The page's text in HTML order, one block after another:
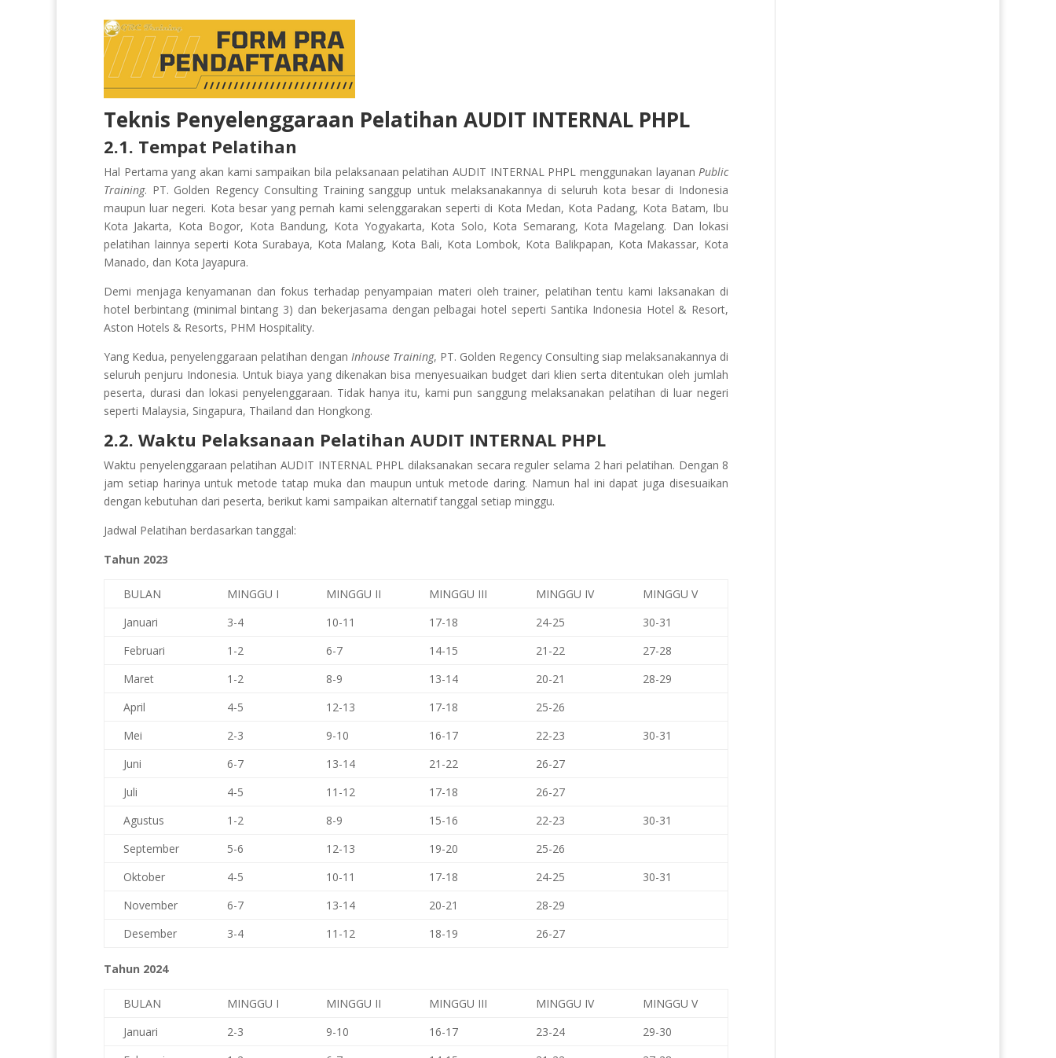
Teknis Penyelenggaraan Pelatihan AUDIT INTERNAL PHPL
2.1. Tempat Pelatihan
Hal Pertama yang akan kami sampaikan bila pelaksanaan pelatihan AUDIT INTERNAL PHPL menggunakan layanan Public
Training. PT. Golden Regency Consulting Training sanggup untuk melaksanakannya di seluruh kota besar di Indonesia
maupun luar negeri. Kota besar yang pernah kami selenggarakan seperti di Kota Medan, Kota Padang, Kota Batam, Ibu
Kota Jakarta, Kota Bogor, Kota Bandung, Kota Yogyakarta, Kota Solo, Kota Semarang, Kota Magelang. Dan lokasi
pelatihan lainnya seperti Kota Surabaya, Kota Malang, Kota Bali, Kota Lombok, Kota Balikpapan, Kota Makassar, Kota
Manado, dan Kota Jayapura.
Demi menjaga kenyamanan dan fokus terhadap penyampaian materi oleh trainer, pelatihan tentu kami laksanakan di
hotel berbintang (minimal bintang 3) dan bekerjasama dengan pelbagai hotel seperti Santika Indonesia Hotel & Resort,
Aston Hotels & Resorts, PHM Hospitality.
Yang Kedua, penyelenggaraan pelatihan dengan Inhouse Training, PT. Golden Regency Consulting siap melaksanakannya di
seluruh penjuru Indonesia. Untuk biaya yang dikenakan bisa menyesuaikan budget dari klien serta ditentukan oleh jumlah
peserta, durasi dan lokasi penyelenggaraan. Tidak hanya itu, kami pun sanggung melaksanakan pelatihan di luar negeri
seperti Malaysia, Singapura, Thailand dan Hongkong.
2.2. Waktu Pelaksanaan Pelatihan AUDIT INTERNAL PHPL
Waktu penyelenggaraan pelatihan AUDIT INTERNAL PHPL dilaksanakan secara reguler selama 2 hari pelatihan. Dengan 8
jam setiap harinya untuk metode tatap muka dan maupun untuk metode daring. Namun hal ini dapat juga disesuaikan
dengan kebutuhan dari peserta, berikut kami sampaikan alternatif tanggal setiap minggu.
Jadwal Pelatihan berdasarkan tanggal:
Tahun 2023
BULAN MINGGU I MINGGU II MINGGU III MINGGU IV
MINGGU V
Januari
3-4 10-11 17-18 24-25
30-31
Februari
1-2 6-7 14-15 21-22
27-28
Maret
1-2 8-9 13-14 20-21
28-29
April
4-5 12-13 17-18
25-26
Mei
2-3 9-10 16-17 22-23
30-31
Juni
6-7 13-14 21-22
26-27
Juli
4-5 11-12 17-18
26-27
Agustus
1-2 8-9 15-16 22-23
30-31
September
5-6 12-13 19-20
25-26
Oktober
4-5 10-11 17-18 24-25
30-31
November
6-7 13-14 20-21
28-29
Desember
3-4 11-12 18-19 26-27
Tahun 2024
BULAN MINGGU I MINGGU II MINGGU III MINGGU IV
MINGGU V
Januari
2-3 9-10 16-17 23-24
29-30